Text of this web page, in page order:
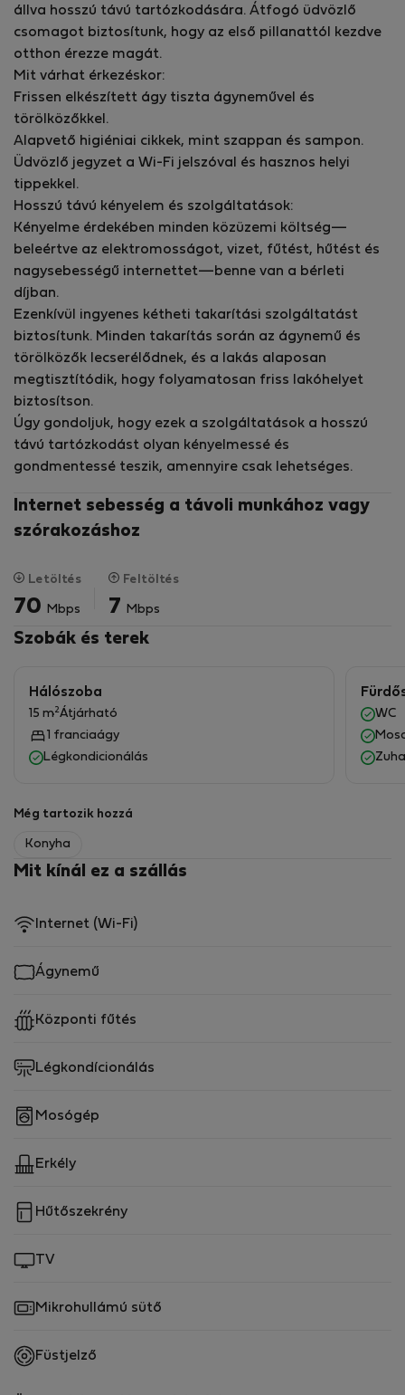
vízforraló, légkondicionáló, harminckét hüvelyk FullHD
TV, konyhai eszközök a lakásban. A második emeleten
van és a hatos számú.
állva hosszú távú tartózkodására. Átfogó üdvözlő
csomagot biztosítunk, hogy az első pillanattól kezdve
otthon érezze magát.
Mit várhat érkezéskor:
Frissen elkészített ágy tiszta ágyneművel és
törölközőkkel.
Alapvető higiéniai cikkek, mint szappan és sampon.
Üdvözlő jegyzet a Wi-Fi jelszóval és hasznos helyi
tippekkel.
Hosszú távú kényelem és szolgáltatások:
Kényelme érdekében minden közüzemi költség—
beleértve az elektromosságot, vizet, fűtést, hűtést és
nagysebességű internettet—benne van a bérleti
díjban.
Ezenkívül ingyenes kétheti takarítási szolgáltatást
biztosítunk. Minden takarítás során az ágynemű és
törölközők lecserélődnek, és a lakás alaposan
megtisztítódik, hogy folyamatosan friss lakóhelyet
biztosítson.
Úgy gondoljuk, hogy ezek a szolgáltatások a hosszú
távú tartózkodást olyan kényelmessé és
gondmentessé teszik, amennyire csak lehetséges.
Internet sebesség a távoli munkához vagy
szórakozáshoz
Letöltés
70 Mbps
Feltöltés
7 Mbps
Szobák és terek
Hálószoba
15 m2Átjárható
1 franciaágy
Légkondicionálás
WC
Még tartozik hozzá
Konyha
Mit kínál ez a szállás
Internet (Wi-Fi)
Ágynemű
Központi fűtés
Légkondícionálás
Mosógép
Erkély
Hűtőszekrény
TV
Mikrohullámú sütő
Füstjelző